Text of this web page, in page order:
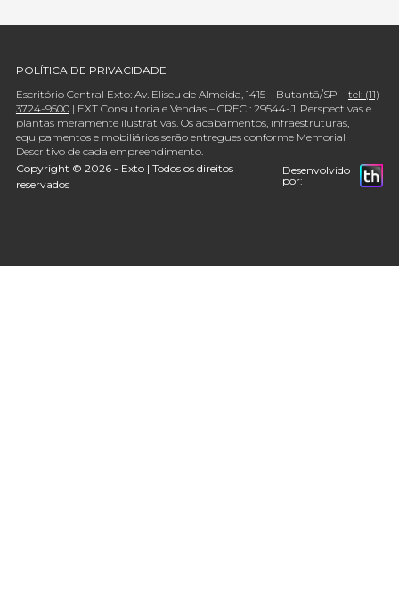
POLÍTICA DE PRIVACIDADE
Escritório Central Exto: Av. Eliseu de Almeida, 1415 – Butantã/SP – tel: (11)
3724-9500| EXT Consultoria e Vendas – CRECI: 29544-J. Perspectivas e
plantas meramente ilustrativas. Os acabamentos, infraestruturas,
equipamentos e mobiliários serão entregues conforme Memorial
Descritivo de cada empreendimento.
Copyright © 2026 - Exto | Todos os direitos
reservados
Desenvolvido
por: